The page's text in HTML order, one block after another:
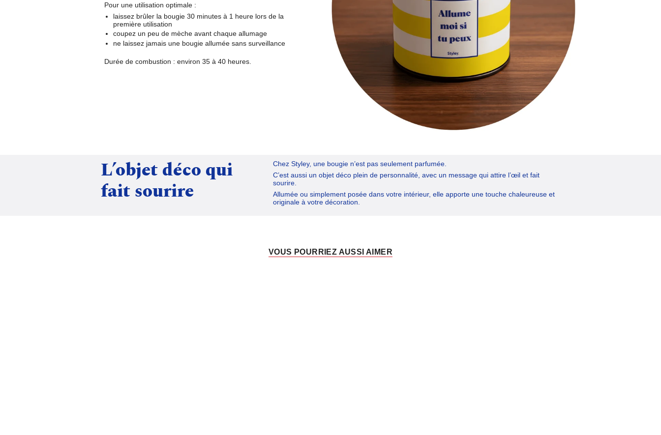
Pour une utilisation optimale :
laissez brûler la bougie30 minutes à 1 heure lors de la
première utilisation
coupez un peu de mèche avant chaque allumage
ne laissez jamais une bougie allumée sans surveillance
Durée de combustion : environ 35 à 40 heures
L’objet déco qui
fait sourire
Chez Styley, une bougie n’est pas seulement parfumée.
C’est aussi un objet déco plein de personnalité , avec un message qui attire l’œil et fait
sourire.
Allumée ou simplement posée dans votre intérieur, elle apporte une touche chaleureuse et
originale à votre décoration.
VOUS POURRIEZ AUSSI AIMER